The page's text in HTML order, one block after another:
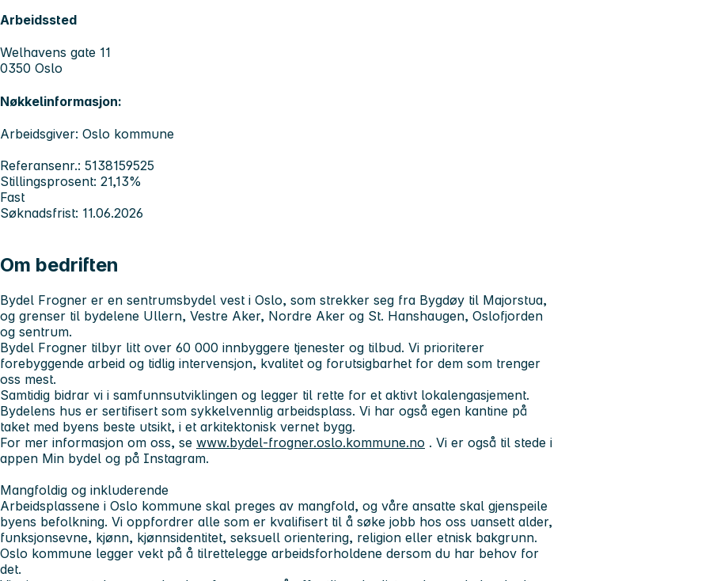
Arbeidssted
Welhavens gate 11
0350 Oslo
Nøkkelinformasjon:
Arbeidsgiver: Oslo kommune
Referansenr.: 5138159525
Stillingsprosent: 21,13%
Fast
Søknadsfrist: 11.06.2026
Om bedriften
Bydel Frogner er en sentrumsbydel vest i Oslo, som strekker seg fra Bygdøy til Majorstua,
og grenser til bydelene Ullern, Vestre Aker, Nordre Aker og St. Hanshaugen, Oslofjorden
og sentrum.
Bydel Frogner tilbyr litt over 60 000 innbyggere tjenester og tilbud. Vi prioriterer
forebyggende arbeid og tidlig intervensjon, kvalitet og forutsigbarhet for dem som trenger
oss mest.
Samtidig bidrar vi i samfunnsutviklingen og legger til rette for et aktivt lokalengasjement.
Bydelens hus er sertifisert som sykkelvennlig arbeidsplass. Vi har også egen kantine på
taket med byens beste utsikt, i et arkitektonisk vernet bygg.
For mer informasjon om oss, se www.bydel-frogner.oslo.kommune.no . Vi er også til stede i
appen Min bydel og på Instagram.
Mangfoldig og inkluderende
Arbeidsplassene i Oslo kommune skal preges av mangfold, og våre ansatte skal gjenspeile
byens befolkning. Vi oppfordrer alle som er kvalifisert til å søke jobb hos oss uansett alder,
funksjonsevne, kjønn, kjønnsidentitet, seksuell orientering, religion eller etnisk bakgrunn.
Oslo kommune legger vekt på å tilrettelegge arbeidsforholdene dersom du har behov for
det.